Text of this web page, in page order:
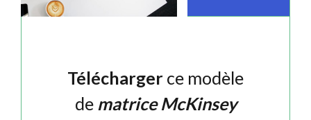
Télécharger ce modèle
de matrice McKinsey